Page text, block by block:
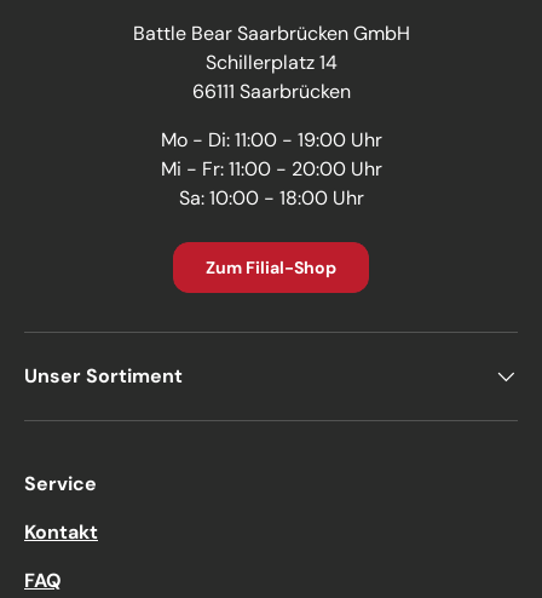
Battle Bear Saarbrücken GmbH
Schillerplatz 14
66111 Saarbrücken
Mo - Di: 11:00 - 19:00 Uhr
Mi - Fr: 11:00 - 20:00 Uhr
Sa: 10:00 - 18:00 Uhr
Zum Filial-Shop
Unser Sortiment
Service
Kontakt
FAQ